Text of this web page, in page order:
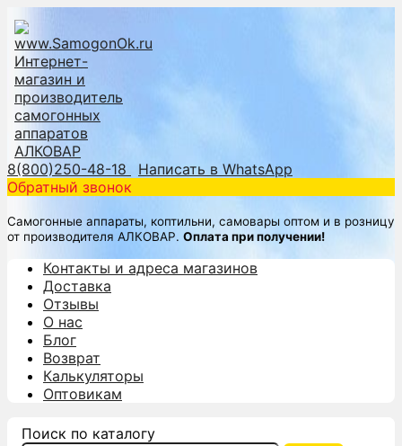
8(800)250-48-18
Написать в WhatsApp
Обратный звонок
Самогонные аппараты, коптильни, самовары оптом и в розницу
от производителя АЛКОВАР. Оплата при получении!
Контакты и адреса магазинов
Доставка
Отзывы
О нас
Блог
Возврат
Калькуляторы
Оптовикам
Поиск по каталогу